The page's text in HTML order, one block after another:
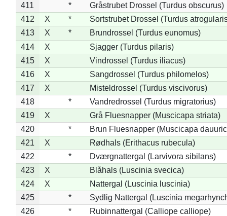
411
*
Gråstrubet Drossel (Turdus obscurus)
412
X *
Sortstrubet Drossel (Turdus
413
X *
Brundrossel (Turdus eunomus)
414
X
Sjagger (Turdus pilaris)
415
X
Vindrossel (Turdus iliacus)
416
X
Sangdrossel (Turdus philomelos)
417
X
Misteldrossel (Turdus viscivorus)
418
*
Vandredrossel (Turdus migratorius)
419
X
Grå Fluesnapper (Muscicapa striata)
420
*
Brun Fluesnapper (Muscicapa
421
X
Rødhals (Erithacus rubecula)
422
*
Dværgnattergal (Larvivora sibilans)
423
X
Blåhals (Luscinia svecica)
424
X
Nattergal (Luscinia luscinia)
425
*
Sydlig Nattergal (Luscinia
426
*
Rubinnattergal (Calliope calliope)